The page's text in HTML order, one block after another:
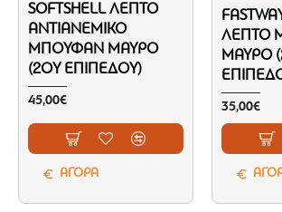
SOFTSHELL ΛΕΠΤΌ
ΑΝΤΙΑΝΕΜΙΚΌ
ΜΠΟΥΦΆΝ ΜΑΎΡΟ
(2ΟΥ ΕΠΙΠΈΔΟΥ)
45,00€
ΑΓΟΡΑ
ΛΕΠΤΌ
ΜΑΎΡΟ
35,00€